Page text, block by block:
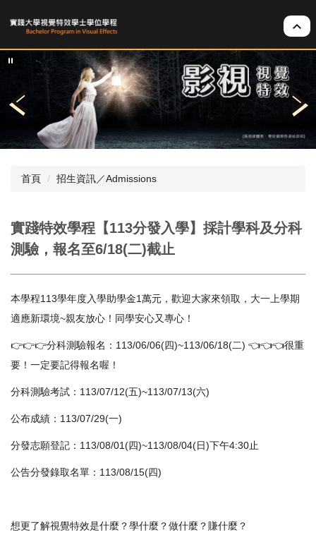
到
首頁 招生資訊／Admissions
實踐特效學程【113分發入學】採計學科及分科
測驗，報名至6/18(二)截止
本學程113學年度入學助學金1萬元，歡迎大家來領取，大一上學期
適應新環境~親友放心！同學安心又專心！
👉👉👉分科測驗報名：113/06/06(四)~113/06/18(二) 👈👈👈很重
要！一定要記得報名喔！
分科測驗考試：113/07/12(五)~113/07/13(六)
公布成績：113/07/29(一)
分發志願登記：113/08/01(四)~113/08/04(日)下午4:30止
公告分發錄取名單：113/08/15(四)
想更了解視覺特效是什麼？學什麼？做什麼？賺什麼？